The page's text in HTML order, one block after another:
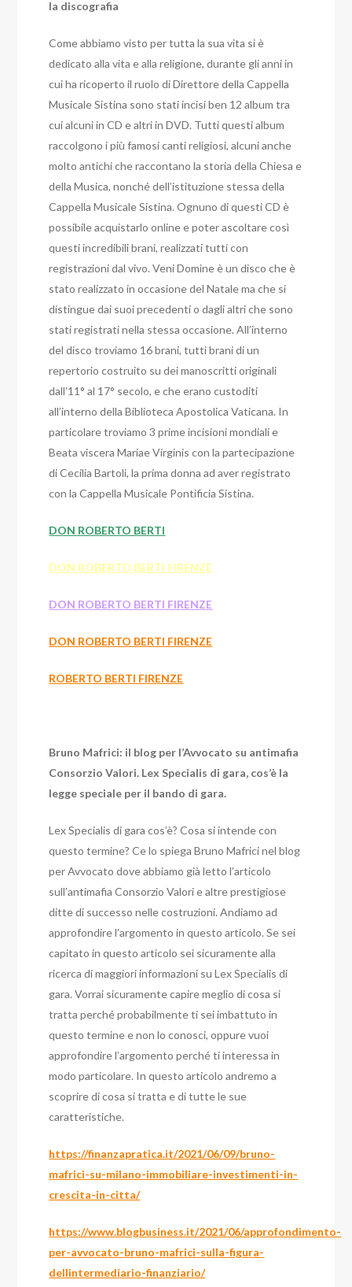
la discografia
Come abbiamo visto per tutta la sua vita si è
dedicato alla vita e alla religione, durante gli anni in
cui ha ricoperto il ruolo di Direttore della Cappella
Musicale Sistina sono stati incisi ben 12 album tra
cui alcuni in CD e altri in DVD. Tutti questi album
raccolgono i più famosi canti religiosi, alcuni anche
molto antichi che raccontano la storia della Chiesa e
della Musica, nonché dell’istituzione stessa della
Cappella Musicale Sistina. Ognuno di questi CD è
possibile acquistarlo online e poter ascoltare così
questi incredibili brani, realizzati tutti con
registrazioni dal vivo. Veni Domine è un disco che è
stato realizzato in occasione del Natale ma che si
distingue dai suoi precedenti o dagli altri che sono
stati registrati nella stessa occasione. All’interno
del disco troviamo 16 brani, tutti brani di un
repertorio costruito su dei manoscritti originali
dall’11° al 17° secolo, e che erano custoditi
all’interno della Biblioteca Apostolica Vaticana. In
particolare troviamo 3 prime incisioni mondiali e
Beata viscera Mariae Virginis con la partecipazione
di Cecilia Bartoli, la prima donna ad aver registrato
con la Cappella Musicale Pontificia Sistina.
DON ROBERTO BERTI
DON ROBERTO BERTI FIRENZE
DON ROBERTO BERTI FIRENZE
DON ROBERTO BERTI FIRENZE
ROBERTO BERTI FIRENZE
Bruno Mafrici: il blog per l’Avvocato su antimafia
Consorzio Valori. Lex Specialis di gara, cos’è la
legge speciale per il bando di gara.
Lex Specialis di gara cos’è? Cosa si intende con
questo termine? Ce lo spiega Bruno Mafrici nel blog
per Avvocato dove abbiamo già letto l’articolo
sull’antimafia Consorzio Valori e altre prestigiose
ditte di successo nelle costruzioni. Andiamo ad
approfondire l’argomento in questo articolo.Se sei
capitato in questo articolo sei sicuramente alla
ricerca di maggiori informazioni su Lex Specialis di
gara. Vorrai sicuramente capire meglio di cosa si
tratta perché probabilmente ti sei imbattuto in
questo termine e non lo conosci, oppure vuoi
approfondire l’argomento perché ti interessa in
modo particolare. In questo articolo andremo a
scoprire di cosa si tratta e di tutte le sue
caratteristiche.
https://finanzapratica.it/2021/06/09/bruno-
mafrici-su-milano-immobiliare-investimenti-in-
crescita-in-citta/
https://www.blogbusiness.it/2021/06/approfondimento-
per-avvocato-bruno-mafrici-sulla-figura-
dellintermediario-finanziario/